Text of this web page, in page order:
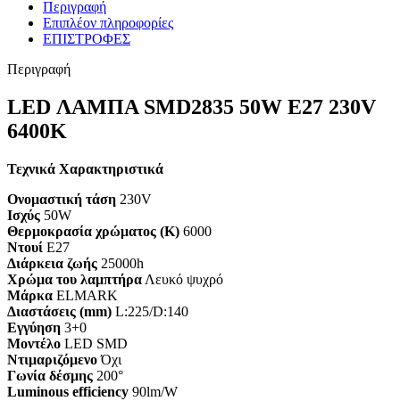
Περιγραφή
Επιπλέον πληροφορίες
ΕΠΙΣΤΡΟΦΕΣ
Περιγραφή
LED ΛΑΜΠΑ SMD2835 50W E27 230V
6400K
Τεχνικά Χαρακτηριστικά
Ονομαστική τάση 230V
Ισχύς 50W
Θερμοκρασία χρώματος (K) 6000
Ντουί E27
Διάρκεια ζωής 25000h
Χρώμα του λαμπτήρα Λευκό ψυχρό
Μάρκα ELMARK
Διαστάσεις (mm) L:225/D:140
Εγγύηση 3+0
Mοντέλο LED SMD
ΝτιμαριζόμενοΌχι
Γωνία δέσμης 200°
Luminous efficiency 90lm/W